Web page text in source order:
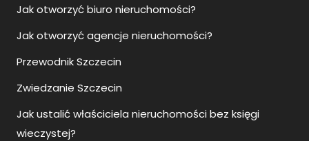
Jak otworzyć biuro nieruchomości?
Jak otworzyć agencje nieruchomości?
Przewodnik Szczecin
Zwiedzanie Szczecin
Jak ustalić właściciela nieruchomości bez księgi
wieczystej?